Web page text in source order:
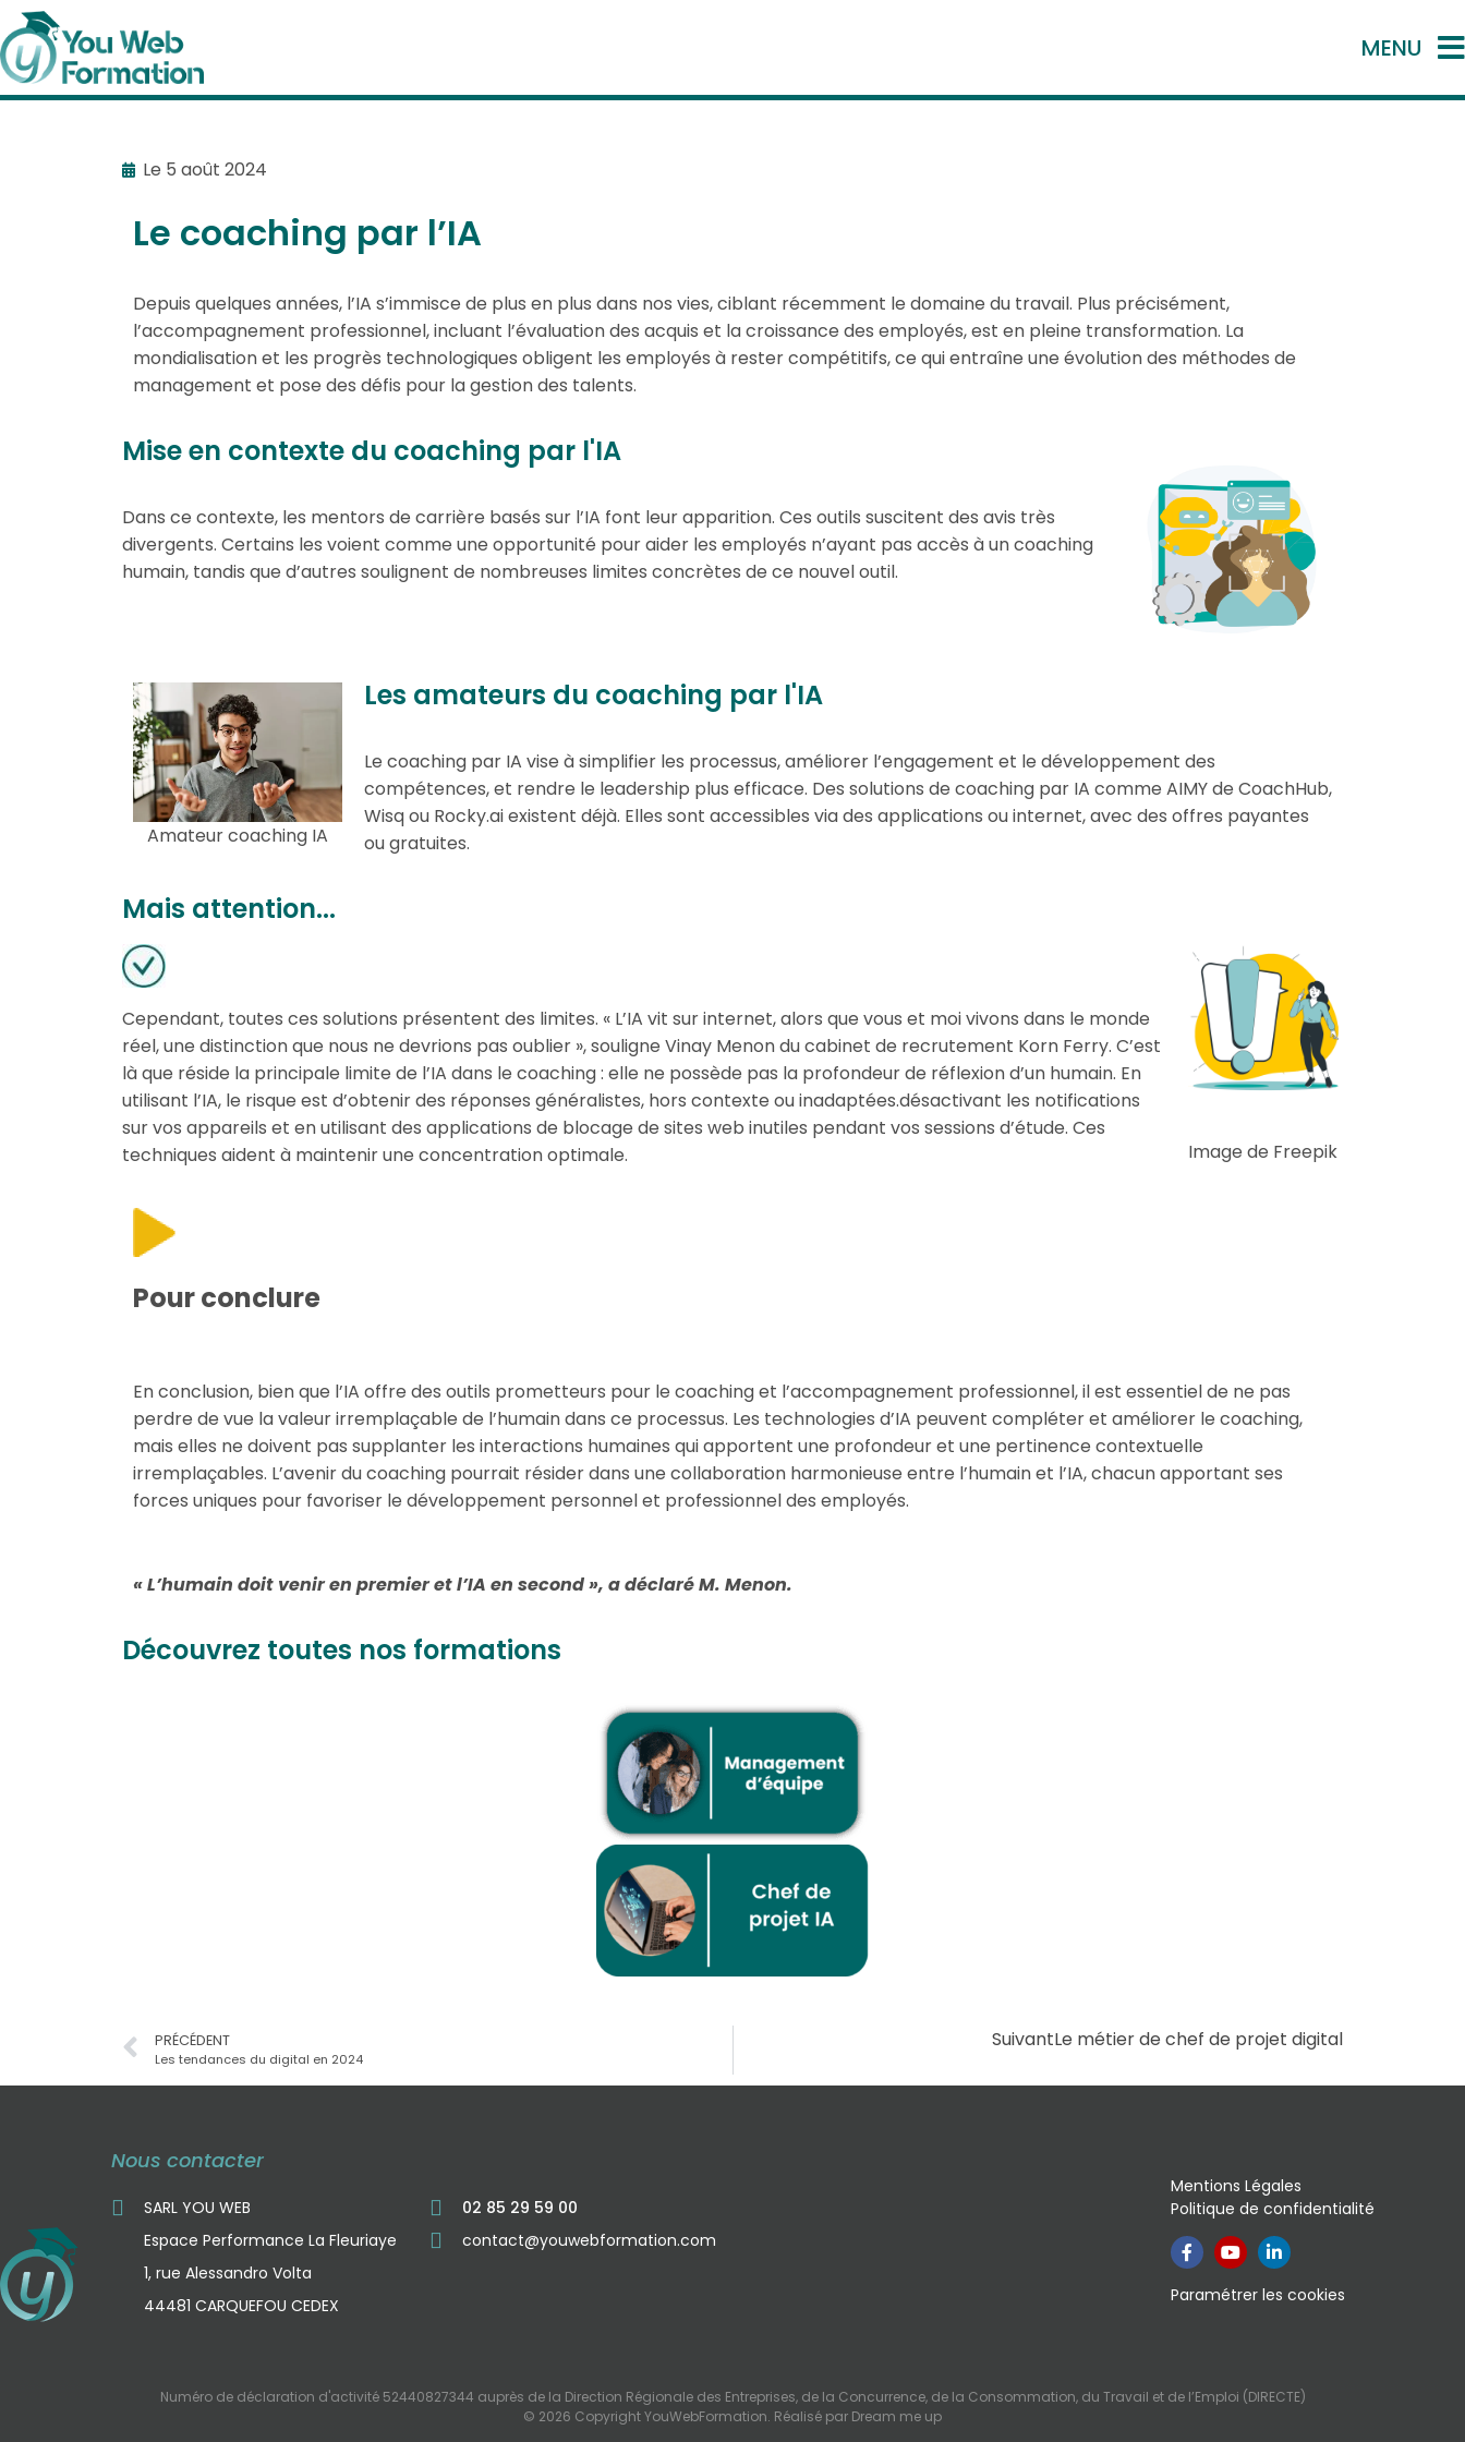
MENU
Le 5 août 2024
Le coaching par l’IA
Depuis quelques années, l’IA s’immisce de plus en plus dans nos vies, ciblant récemment le domaine du travail. Plus précisément,
l’accompagnement professionnel, incluant l’évaluation des acquis et la croissance des employés, est en pleine transformation. La
mondialisation et les progrès technologiques obligent les employés à rester compétitifs, ce qui entraîne une évolution des méthodes de
management et pose des défis pour la gestion des talents.
Mise en contexte du coaching par l'IA
Dans ce contexte, les mentors de carrière basés sur l’IA font leur apparition. Ces outils suscitent des avis très
divergents. Certains les voient comme une opportunité pour aider les employés n’ayant pas accès à un coaching
humain, tandis que d’autres soulignent de nombreuses limites concrètes de ce nouvel outil.
Amateur coaching IA
Les amateurs du coaching par l'IA
Le coaching par IA vise à simplifier les processus, améliorer l’engagement et le développement des
compétences, et rendre le leadership plus efficace. Des solutions de coaching par IA comme AIMY de CoachHub,
Wisq ou Rocky.ai existent déjà. Elles sont accessibles via des applications ou internet, avec des offres payantes
ou gratuites.
Mais attention...
Cependant, toutes ces solutions présentent des limites. « L’IA vit sur internet, alors que vous et moi vivons dans le monde
réel, une distinction que nous ne devrions pas oublier », souligne Vinay Menon du cabinet de recrutement Korn Ferry. C’est
là que réside la principale limite de l’IA dans le coaching : elle ne possède pas la profondeur de réflexion d’un humain. En
utilisant l’IA, le risque est d’obtenir des réponses généralistes, hors contexte ou inadaptées.désactivant les notifications
sur vos appareils et en utilisant des applications de blocage de sites web inutiles pendant vos sessions d’étude. Ces
techniques aident à maintenir une concentration optimale.
Image de Freepik
Pour conclure
En conclusion, bien que l’IA offre des outils prometteurs pour le coaching et l’accompagnement professionnel, il est essentiel de ne pas
perdre de vue la valeur irremplaçable de l’humain dans ce processus. Les technologies d’IA peuvent compléter et améliorer le coaching,
mais elles ne doivent pas supplanter les interactions humaines qui apportent une profondeur et une pertinence contextuelle
irremplaçables. L’avenir du coaching pourrait résider dans une collaboration harmonieuse entre l’humain et l’IA, chacun apportant ses
forces uniques pour favoriser le développement personnel et professionnel des employés.
« L’humain doit venir en premier et l’IA en second », a déclaré M. Menon.
Découvrez toutes nos formations
PRÉCÉDENT
Les tendances du digital en 2024
SuivantLe métier de chef de projet digital
Nous contacter
SARL YOU WEB
Espace Performance La Fleuriaye
1, rue Alessandro Volta
44481 CARQUEFOU CEDEX
02 85 29 59 00
contact@youwebformation.com
Mentions Légales
Politique de confidentialité
Paramétrer les cookies
Numéro de déclaration d'activité 52440827344 auprès de la Direction Régionale des Entreprises, de la Concurrence, de la Consommation, du Travail et de l’Emploi (DIRECTE)
© 2026 Copyright YouWebFormation. Réalisé par Dream me up